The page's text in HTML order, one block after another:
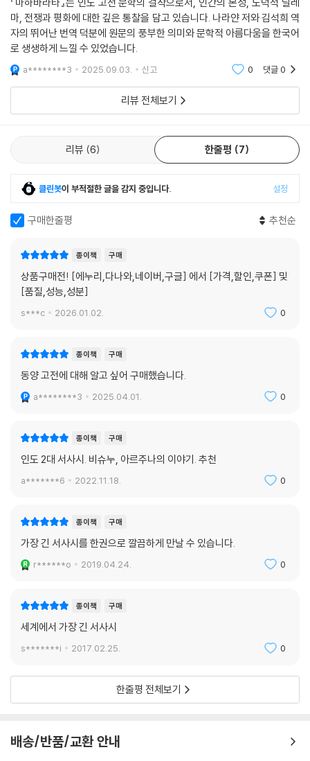
오의 찌꺼기도 모두 사라져버렸다. 그리고 유디스티라는 제 형제들은 물론
드리타라슈트라의 아들들도 만났다. 그들도 모두 분노와 증오에서 해방되
어 있었다. 유디스티라는 그제야 마침내 진정한 평화와 행복을 찾을 수 있
었다.
-281쪽 중에서
치를 넘어서는 원천적인 ‘상상력’ 등이 있을 것이다. 무엇보다 이 모든 것들
을 아우르는 보편적이면서 훌륭한 콘텐츠라는 점이다. 훌륭한 콘텐츠는 시
간과 공간, 민족과 종교, 나라와 언어까지 뛰어넘는다. 『마하바라타』는 이
에 대한 가장 정확한 증거이다.
위대한 소설가 나라얀과 한국 최고의 번역가 김석희의 만남
인도에서 가장 위대한 영어권 작가 R. K. 나라얀이 『라마야나』에 이어 『마
하바라타』를 편저하였다. 그가 인도의 2대 서사시로 불리는 이 두 작품을
편저한 건 어찌 보면 당연한 일이라 하겠다. 그는 이에 대해 “내가 『라마야
우리 문화가 발달했기 때문이다. 나는 것을 쓰지 않을 수 없었다.”라고 밝
고향을 주었다. 그가 없었다면 나는 인도인으로 사는 게 어떤 것인지 끝내
알 수 없었을 것이다”라는 말을 남기기도 하였다. 이는 그야말로 인도의 문
화와 정신을 상징하는 『마하바라타』를 재탄생시키는 데 적임자라 할 만하
국 최고의 번역가 김석희이다. 김석희는 『로마인 이야기』로 유명한 ‘시오
노 나나미’의 책들을 비롯해, 20세기 가장 뛰어난 미국소설 『위대한 개츠
비』, 전 세계적 베스트셀러 『꽃들에게 희망을』 등 영어·일어·불어를 넘나들
며 전방위로 활동하며 독보적인 세계를 구축하였다.
완벽하다는 그의 번역은 이번 『마하바라타』에서도 어김없이 발휘되었는
로 하기에 어려운 점이 많았을 것이다. 그럼에도 섬세하고 꼼꼼하게 풀어
내어 ‘역시 김석희’라는 탄성을 자아내게 한다. 무엇보다 『마하바라타』가
재현해내었다는 점이 크게 다가온다. 그 덕에 독자들은 『마하바라타』를 부
들의 DNA에 스며든 오래 된 문화의 원형질 같은 것이다.
세계일보
나라얀의 번역은 명료하고 바르다. 그는 이야기의 정신을 포착했다.
라이브러리 저널
나라얀은 인도의 심장과 마음에 다가가는 진정한 가이드다.
선데이 타임즈
마, 전쟁과 평화에 대한 깊은 통찰을 담고 있습니다. 나라얀 저와 김석희 역
자의 뛰어난 번역 덕분에 원문의 풍부한 의미와 문학적 아름다움을 한국어
로 생생하게 느낄 수 있었습니다.
a********3 2025.09.03. 신고 0 댓글0
리뷰 전체보기
리뷰 6 한줄평 7
클린봇이 부적절한 글을 감지 중입니다. 설정
구매한줄평 추천순
종이책 구매
상품구매전! [에누리,다나와,네이버,구글] 에서 [가격,할인,쿠폰] 및
[품질,성능,성분]
s***c 2026.01.02. 0
종이책 구매
동양 고전에 대해 알고 싶어 구매했습니다.
a********3 2025.04.01. 0
종이책 구매
인도 2대 서사시. 비슈누, 아르주나의 이야기. 추천
a*******6 2022.11.18. 0
종이책 구매
가장 긴 서사시를 한권으로 깔끔하게 만날 수 있습니다.
r******o 2019.04.24. 0
종이책 구매
세계에서 가장 긴 서사시
s*******i 2017.02.25. 0
한줄평 전체보기
배송/반품/교환 안내